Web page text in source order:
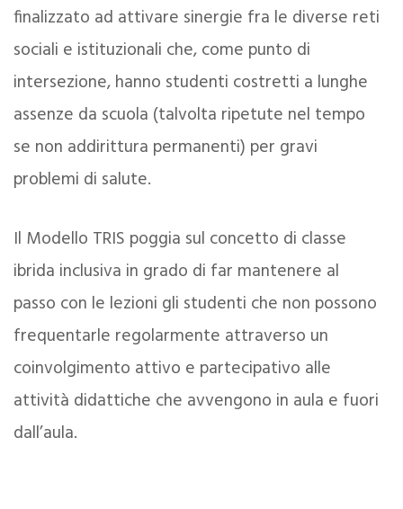
finalizzato ad attivare sinergie fra le diverse reti
sociali e istituzionali che, come punto di
intersezione, hanno studenti costretti a lunghe
assenze da scuola (talvolta ripetute nel tempo
se non addirittura permanenti) per gravi
problemi di salute.
Il Modello TRIS poggia sul concetto di classe
ibrida inclusiva in grado di far mantenere al
passo con le lezioni gli studenti che non possono
frequentarle regolarmente attraverso un
coinvolgimento attivo e partecipativo alle
attività didattiche che avvengono in aula e fuori
dall’aula.